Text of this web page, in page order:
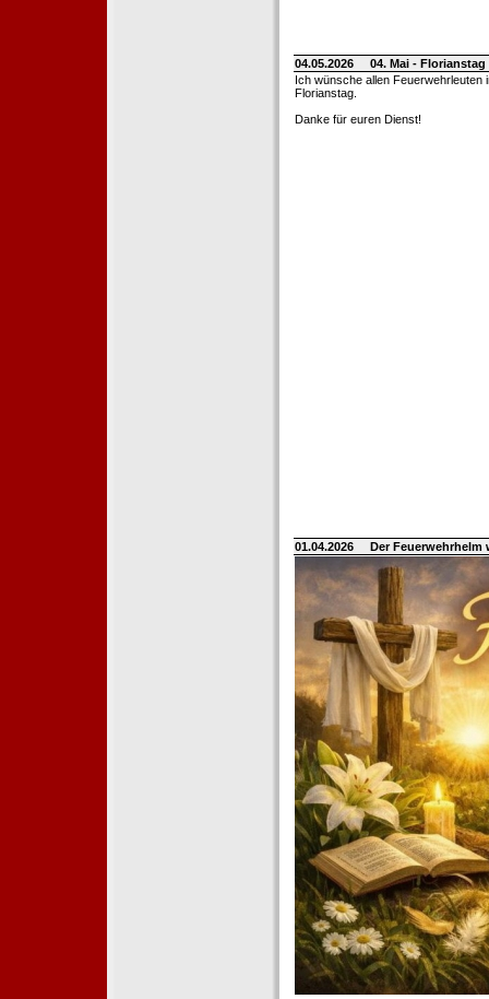
04.05.2026
04. Mai -
Ich wünsche allen Feuerwehrleuten
Florianstag.
Danke für euren Dienst!
01.04.2026 Der